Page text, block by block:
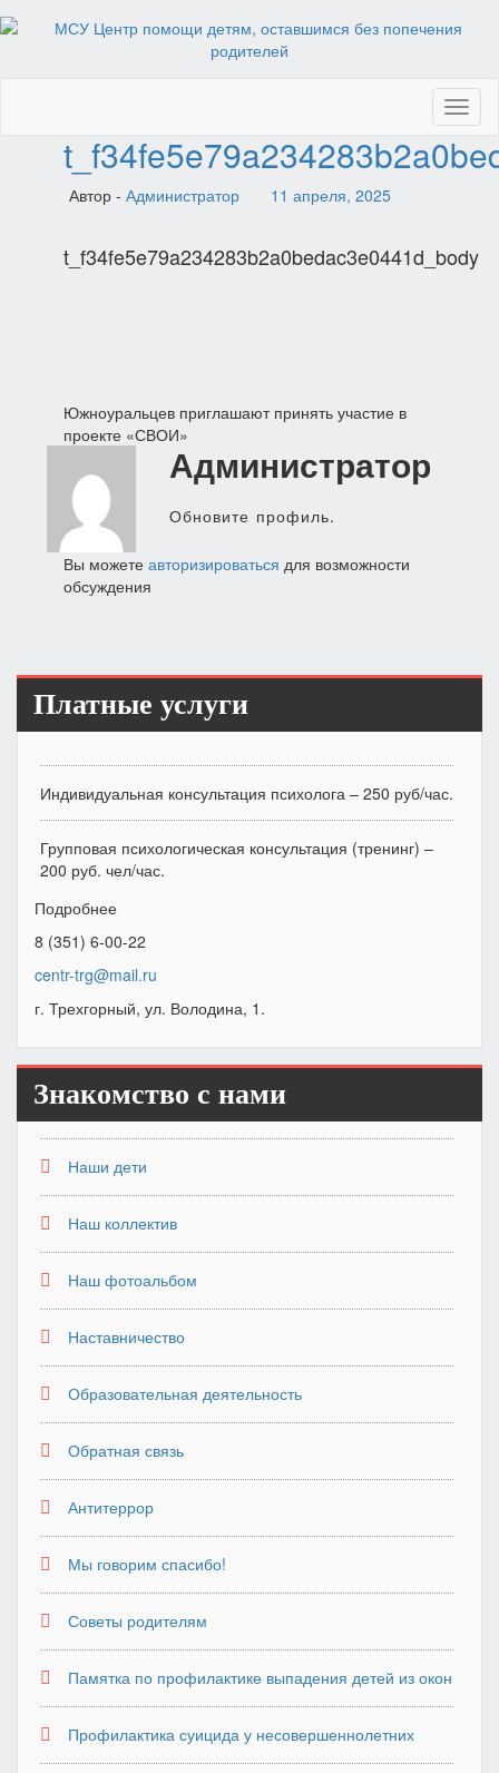
Автор - Администратор 11 апреля, 2025
t_f34fe5e79a234283b2a0bedac3e0441d_body
Навигация
по
записям
Южноуральцев приглашают принять участие в
проекте «СВОИ»
Администратор
Обновите профиль.
Вы можете авторизироваться для возможности
обсуждения
Платные услуги
Индивидуальная консультация психолога – 250 руб/час.
Групповая психологическая консультация (тренинг) –
200 руб. чел/час.
Подробнее
8 (351) 6-00-22
centr-trg@mail.ru
г. Трехгорный, ул. Володина, 1.
Знакомство с нами
Наши дети
Наш коллектив
Наш фотоальбом
Наставничество
Образовательная деятельность
Обратная связь
Антитеррор
Мы говорим спасибо!
Советы родителям
Памятка по профилактике выпадения детей из окон
Профилактика суицида у несовершеннолетних